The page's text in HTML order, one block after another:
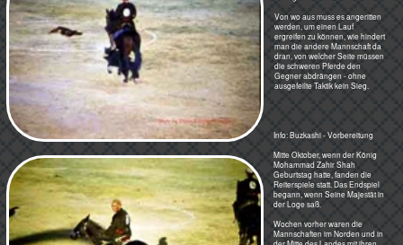
dem Rücken hat das Kalb gepackt, bekommt es aber nicht hoch auf sein
Ausscheidungsspiele begannen,
Speerstechen der Reiter fanden
statt. Aus dem vollen Galopp
musste mit der Lanze ein 20 cm
langer Holzpflock getroffen
werden. Paraden wurden
abgehalten, Ringkämpfe und
wilde Volkstänze der Männer
ließen die Stimmung
hochkochen.
Es ist noch heiß im Oktober. Aus
allen Teilen des Landes reisten
Afghanen an, Kabul platzte aus
allen Nähten und die Ausländer
bekamen die Kabulitis. Nur so
vom Einatmen.
Sanitäre Einrichtungen gab es
nicht, Luftfeuchtigkeit auch nicht.
Der Kot auf der Straße trocknete
lagen in der Luft. Die Ärzte
impften im Akkord gegen
Hepatitis, trotzdem kam keiner
von der Toilette herunter.
Gespräche verliefen dann
so:"Haste noch Krämpfe?"
"Nein, kam schon Land mit."